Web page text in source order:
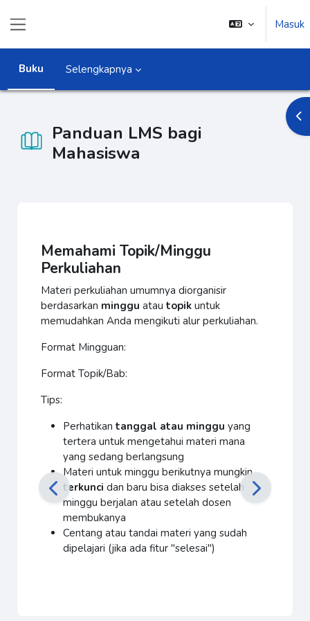
Masuk
Buku Selengkapnya
Panduan LMS bagi
Mahasiswa
Memahami Topik/Minggu
Perkuliahan
Materi perkuliahan umumnya diorganisir
berdasarkan minggu atautopik untuk
memudahkan Anda mengikuti alur perkuliahan.
Format Mingguan:
Format Topik/Bab:
Tips:
Perhatikantanggal atau minggu yang
tertera untuk mengetahui materi mana
yang sedang berlangsung
Materi untuk minggu berikutnya mungkin
terkunci dan baru bisa diakses setelah
minggu berjalan atau setelah dosen
membukanya
Centang atau tandai materi yang sudah
dipelajari (jika ada fitur "selesai")